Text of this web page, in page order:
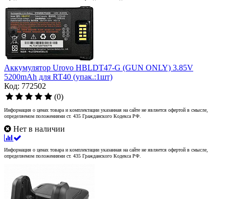
Аккумулятор Urovo HBLDT47-G (GUN ONLY) 3.85V
5200mAh для RT40 (упак.:1шт)
Код: 772502
(0)
Информация о ценах товара и комплектации указанная на сайте не является офертой в смысле,
определяемом положениями ст. 435 Гражданского Кодекса РФ.
Нет в наличии
Информация о ценах товара и комплектации указанная на сайте не является офертой в смысле,
определяемом положениями ст. 435 Гражданского Кодекса РФ.